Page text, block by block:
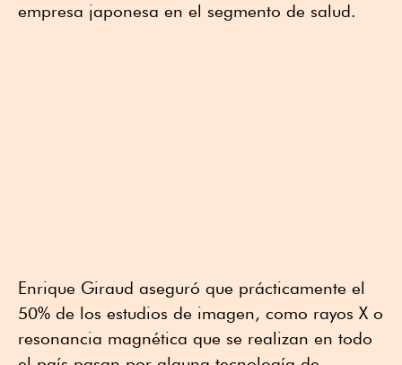
empresa japonesa en el segmento de salud.
Enrique Giraud aseguró que prácticamente el
50% de los estudios de imagen, como rayos X o
resonancia magnética que se realizan en todo